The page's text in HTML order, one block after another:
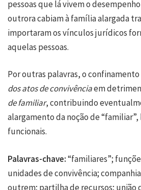
pessoas que lá vivem o
outrora cabiam à família alargada
importaram os vínculos jurídicos
aquelas pessoas.
Por outras palavras, o
dos atos de convivênciaem
de familiar, contribuindo
alargamento da noção de
funcionais.
Palavras-chave:“familiares”;
unidades de convivência;
outrem; partilha de recursos; união